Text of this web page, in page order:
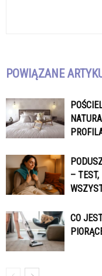
POWIĄZANE
– TEST,
CO